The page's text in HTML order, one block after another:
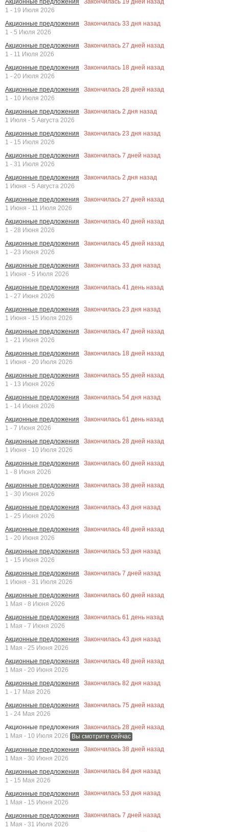
Акционные предложения Закончилась 19 дней назад
1 - 19 Июля 2026
Акционные предложения
Закончилась 33 дня назад
1 - 5 Июля 2026
Акционные предложения
Закончилась 27 дней назад
1 - 11 Июля 2026
Акционные предложения
Закончилась 18 дней назад
1 - 20 Июля 2026
Акционные предложения
Закончилась 28 дней назад
1 - 10 Июля 2026
Акционные предложения
Закончилась 2 дня назад
1 Июля - 5 Августа 2026
Акционные предложения
Закончилась 23 дня назад
1 - 15 Июля 2026
Акционные предложения
Закончилась 7 дней назад
1 - 31 Июля 2026
Акционные предложения
Закончилась 2 дня назад
1 Июня - 5 Августа 2026
Акционные предложения
Закончилась 27 дней назад
1 Июня - 11 Июля 2026
Акционные предложения
Закончилась 40 дней назад
1 - 28 Июня 2026
Акционные предложения
Закончилась 45 дней назад
1 - 23 Июня 2026
Акционные предложения
Закончилась 33 дня назад
1 Июня - 5 Июля 2026
Акционные предложения
Закончилась 41 день назад
1 - 27 Июня 2026
Акционные предложения
Закончилась 23 дня назад
1 Июня - 15 Июля 2026
Акционные предложения
Закончилась 47 дней назад
1 - 21 Июня 2026
Акционные предложения
Закончилась 18 дней назад
1 Июня - 20 Июля 2026
Акционные предложения
Закончилась 55 дней назад
1 - 13 Июня 2026
Акционные предложения
Закончилась 54 дня назад
1 - 14 Июня 2026
Акционные предложения
Закончилась 61 день назад
1 - 7 Июня 2026
Акционные предложения
Закончилась 28 дней назад
1 Июня - 10 Июля 2026
Акционные предложения
Закончилась 60 дней назад
1 - 8 Июня 2026
Акционные предложения
Закончилась 38 дней назад
1 - 30 Июня 2026
Акционные предложения
Закончилась 43 дня назад
1 - 25 Июня 2026
Акционные предложения
Закончилась 48 дней назад
1 - 20 Июня 2026
Акционные предложения
Закончилась 53 дня назад
1 - 15 Июня 2026
Акционные предложения
Закончилась 7 дней назад
1 Июня - 31 Июля 2026
Акционные предложения
Закончилась 60 дней назад
1 Мая - 8 Июня 2026
Акционные предложения
Закончилась 61 день назад
1 Мая - 7 Июня 2026
Акционные предложения
Закончилась 43 дня назад
1 Мая - 25 Июня 2026
Акционные предложения
Закончилась 48 дней назад
1 Мая - 20 Июня 2026
Акционные предложения
Закончилась 82 дня назад
1 - 17 Мая 2026
Акционные предложения
Закончилась 75 дней назад
1 - 24 Мая 2026
Акционные предложения
Закончилась 28 дней назад
1 Мая - 10 Июля 2026 Вы смотрите сейчас
Акционные предложения
Закончилась 38 дней назад
1 Мая - 30 Июня 2026
Акционные предложения
Закончилась 84 дня назад
1 - 15 Мая 2026
Акционные предложения
Закончилась 53 дня назад
1 Мая - 15 Июня 2026
Акционные предложения
Закончилась 7 дней назад
1 Мая - 31 Июля 2026